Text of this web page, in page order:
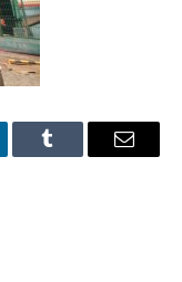
Tumblr
E-